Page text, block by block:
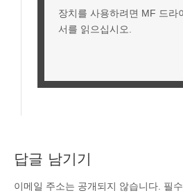
장치를 사용하려면 MF 드라
서를 읽으십시오.
답글 남기기
이메일 주소는 공개되지 않습니다. 필